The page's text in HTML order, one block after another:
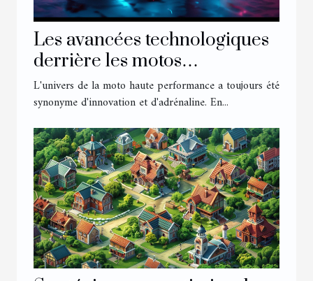
Les avancées technologiques
derrière les motos
ultrarapides de 2025
L'univers de la moto haute performance a toujours été
synonyme d'innovation et d'adrénaline. En...